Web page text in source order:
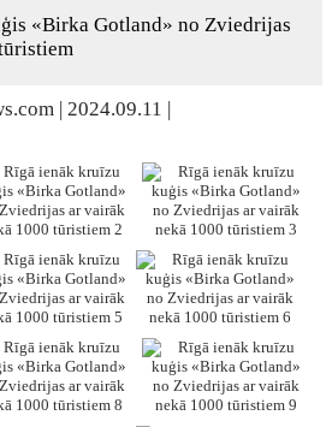
«Birka Gotland» no Zviedrijas
| 2024.09.11 |